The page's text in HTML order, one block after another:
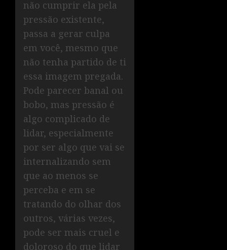
não cumprir ela pela
pressão existente,
passa a gerar culpa
em você, mesmo que
não tenha partido de ti
essa imagem pregada.
Pode parecer banal ou
bobo, mas pressão é
algo complicado de
lidar, especialmente
por ser algo que vai se
internalizando sem
que ao menos se
perceba e em se
tratando do olhar dos
outros, várias vezes,
pode ser mais cruel e
doloroso do que lidar